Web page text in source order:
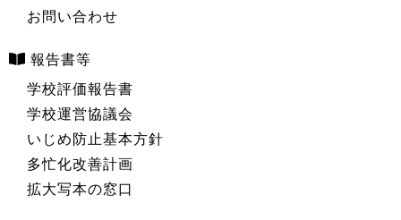
お問い合わせ
報告書等
学校評価報告書
学校運営協議会
いじめ防止基本方針
多忙化改善計画
拡大写本の窓口